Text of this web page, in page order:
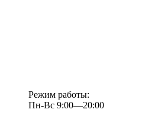
Режим работы:
Пн-Вс 9:00—20:00